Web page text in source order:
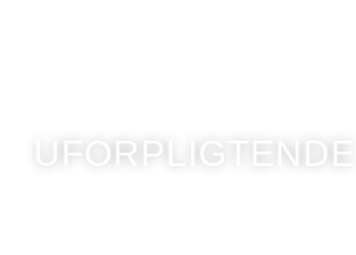
UFORPLIGTENDE